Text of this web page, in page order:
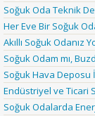
Soğuk Oda Teknik
Her Eve Bir Soğuk
Akıllı Soğuk Odanız
Soğuk Odam mı,
Soğuk Hava Deposu
Endüstriyel ve Ticari
Soğuk Odalarda